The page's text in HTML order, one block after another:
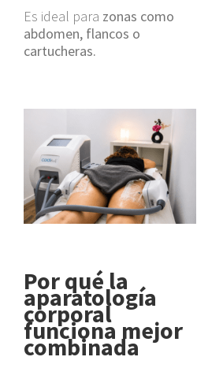
Es ideal para zonas como
abdomen, flancos o
cartucheras.
Por qué la
aparatología
corporal
funciona mejor
combinada